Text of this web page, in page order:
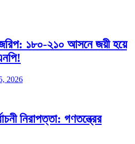
১৮০-২১০ আসনে জয়ী হয়ে
2026
নিরাপত্তা: গণতন্ত্রের